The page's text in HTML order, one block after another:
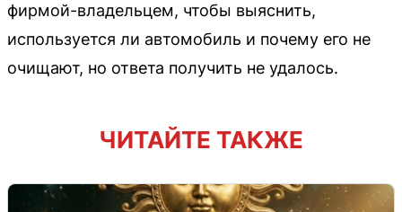
фирмой-владельцем, чтобы выяснить,
используется ли автомобиль и почему его не
очищают, но ответа получить не удалось.
ЧИТАЙТЕ ТАКЖЕ